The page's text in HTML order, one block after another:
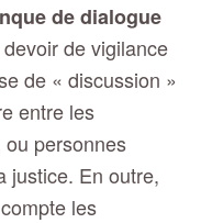
de dialogue
de vigilance
de « discussion »
entre les
personnes
justice. En outre,
les